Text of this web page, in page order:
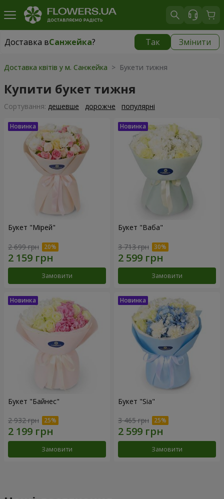
Доставка вСанжейка? Так Змінити
Доставка вСанжейка|
Доставка квітів у м. Санжейка > Букети тижня
Купити букет тижня
Сортування: дешевше дорожче популярні
Букет "Мірей"
2 699 грн
Замовити
Букет "Ваба"
3 713 грн
Замовити
Букет "Байнес"
2 932 грн
Замовити
Букет "Sia"
3 465 грн
Замовити